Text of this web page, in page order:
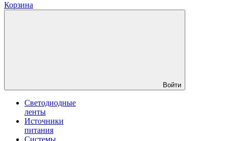
Корзина
Войти
Светодиодные
ленты
Источники
питания
Системы